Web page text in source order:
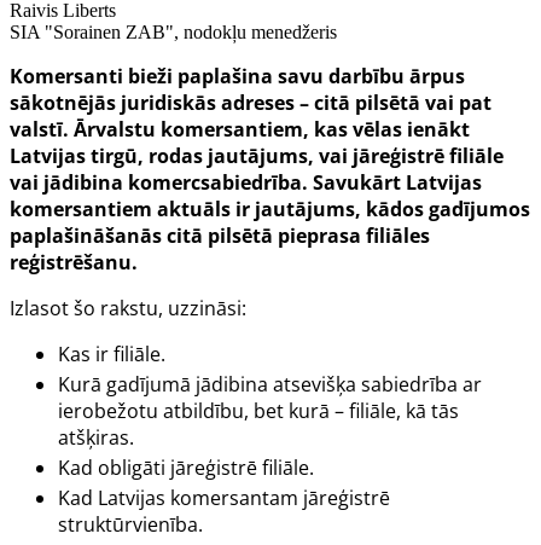
Raivis Liberts
SIA "Sorainen ZAB", nodokļu menedžeris
Komersanti bieži paplašina savu darbību ārpus
sākotnējās juridiskās adreses – citā pilsētā vai pat
valstī. Ārvalstu komersantiem, kas vēlas ienākt
Latvijas tirgū, rodas jautājums, vai jāreģistrē filiāle
vai jādibina komercsabiedrība. Savukārt Latvijas
komersantiem aktuāls ir jautājums, kādos gadījumos
paplašināšanās citā pilsētā pieprasa filiāles
reģistrēšanu.
Izlasot šo rakstu, uzzināsi:
Kas ir filiāle.
Kurā gadījumā jādibina atsevišķa sabiedrība ar
ierobežotu atbildību, bet kurā – filiāle, kā tās
atšķiras.
Kad obligāti jāreģistrē filiāle.
Kad Latvijas komersantam jāreģistrē
struktūrvienība.